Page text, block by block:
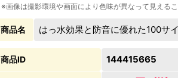
※画像は撮影環境や画面により色味が異なって見える
商品名 はっ水効果と防音に優れた100サ
商品ID 144415665